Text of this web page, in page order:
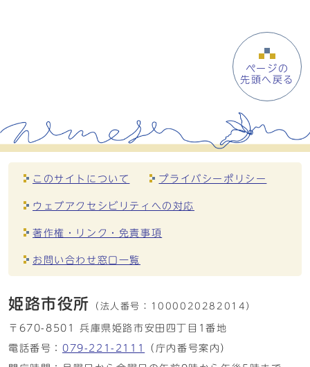
ページの
先頭へ戻る
このサイトについて プライバシーポリシー
ウェブアクセシビリティへの対応
著作権・リンク・免責事項
お問い合わせ窓口一覧
姫路市役所 （法人番号： 1000020282014）
〒670-8501 兵庫県姫路市安田四丁目1番地
電話番号： 079-221-2111
（庁内番号案内）